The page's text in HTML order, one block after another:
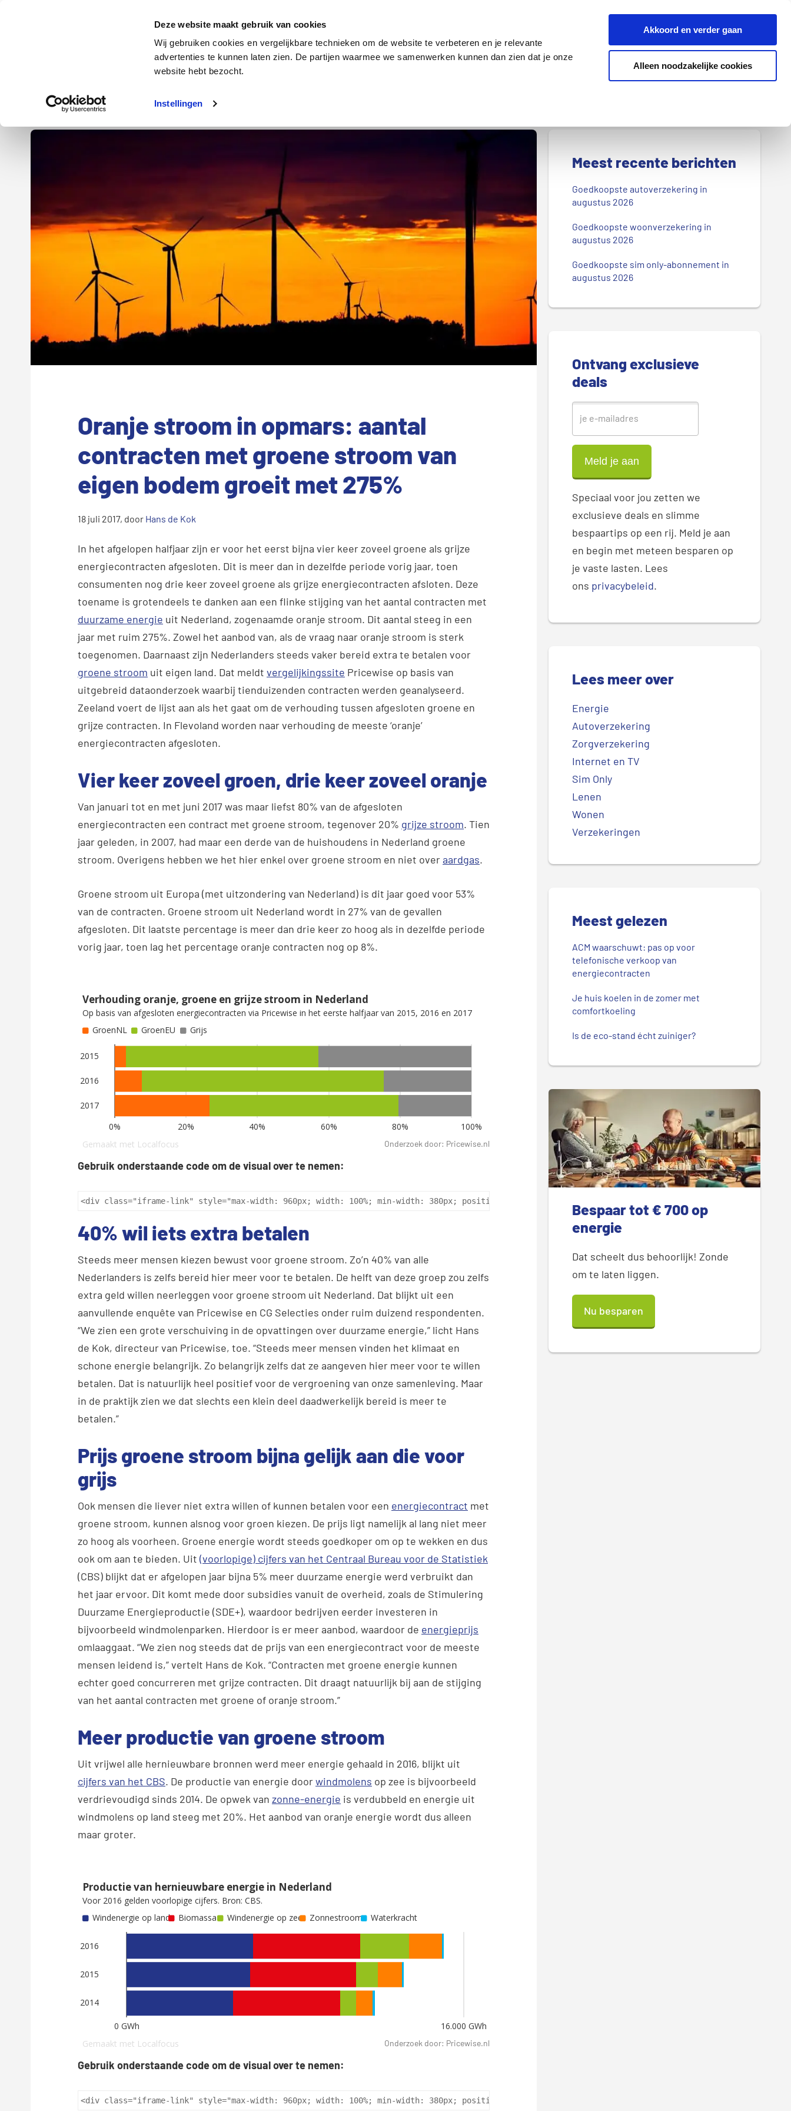
Deze website maakt gebruik van cookies
Wij gebruiken cookies en vergelijkbare technieken om de website te verbeteren en je relevante
advertenties te kunnen laten zien. De partijen waarmee we samenwerken kunnen dan zien dat je onze
website hebt bezocht.
Instellingen
Akkoord en verder gaan
Alleen noodzakelijke cookies
Energie Verzekeringen Internet en tv
Z
e
k
d
n
b
o
g
.
.
Energie Autoverzekering
Oranje stroom in opmars: aantal
contracten met groene stroom van
eigen bodem groeit met 275%
18 juli 2017, door Hans de Kok
In het afgelopen halfjaar zijn er voor het eerst bijna vier keer zoveel groene als grijze
energiecontracten afgesloten. Dit is meer dan in dezelfde periode vorig jaar, toen
consumenten nog drie keer zoveel groene als grijze energiecontracten afsloten. Deze
toename is grotendeels te danken aan een flinke stijging van het aantal contracten met
duurzame energie uit Nederland, zogenaamde oranje stroom. Dit aantal steeg in een
jaar met ruim 275%. Zowel het aanbod van, als de vraag naar oranje stroom is sterk
toegenomen. Daarnaast zijn Nederlanders steeds vaker bereid extra te betalen voor
groene stroom uit eigen land. Dat meldt vergelijkingssite Pricewise op basis van
uitgebreid dataonderzoek waarbij tienduizenden contracten werden geanalyseerd.
Zeeland voert de lijst aan als het gaat om de verhouding tussen afgesloten groene en
grijze contracten. In Flevoland worden naar verhouding de meeste ‘oranje’
energiecontracten afgesloten.
Vier keer zoveel groen, drie keer zoveel oranje
Van januari tot en met juni 2017 was maar liefst 80% van de afgesloten
energiecontracten een contract met groene stroom, tegenover 20% grijze stroom. Tien
jaar geleden, in 2007, had maar een derde van de huishoudens in Nederland groene
stroom. Overigens hebben we het hier enkel over groene stroom en niet overaardgas.
Groene stroom uit Europa (met uitzondering van Nederland) is dit jaar goed voor 53%
van de contracten. Groene stroom uit Nederland wordt in 27% van de gevallen
afgesloten. Dit laatste percentage is meer dan drie keer zo hoog als in dezelfde periode
vorig jaar, toen lag het percentage oranje contracten nog op 8%.
Onderzoek door: Pricewise.nl
Gebruik onderstaande code om de visual over te nemen:
<div class="iframe-link" style="max-width: 960px; width: 100%; min-width: 380px; position: relative"><a style="text-decoration: none;" href="https://
40% wil iets extra betalen
Steeds meer mensen kiezen bewust voor groene stroom. Zo’n 40% van alle
Nederlanders is zelfs bereid hier meer voor te betalen. De helft van deze groep zou zelfs
extra geld willen neerleggen voor groene stroom uit Nederland. Dat blijkt uit een
aanvullende enquête van Pricewise en CG Selecties onder ruim duizend respondenten.
“We zien een grote verschuiving in de opvattingen over duurzame energie,” licht Hans
de Kok, directeur van Pricewise, toe. “Steeds meer mensen vinden het klimaat en
schone energie belangrijk. Zo belangrijk zelfs dat ze aangeven hier meer voor te willen
betalen. Dat is natuurlijk heel positief voor de vergroening van onze samenleving. Maar
in de praktijk zien we dat slechts een klein deel daadwerkelijk bereid is meer te
betalen.”
Prijs groene stroom bijna gelijk aan die voor
grijs
Ook mensen die liever niet extra willen of kunnen betalen voor een energiecontract met
groene stroom, kunnen alsnog voor groen kiezen. De prijs ligt namelijk al lang niet meer
zo hoog als voorheen. Groene energie wordt steeds goedkoper om op te wekken en dus
ook om aan te bieden. Uit (voorlopige) cijfers van het Centraal Bureau voor de Statistiek
(CBS) blijkt dat er afgelopen jaar bijna 5% meer duurzame energie werd verbruikt dan
het jaar ervoor. Dit komt mede door subsidies vanuit de overheid, zoals de Stimulering
Duurzame Energieproductie (SDE+), waardoor bedrijven eerder investeren in
bijvoorbeeld windmolenparken. Hierdoor is er meer aanbod, waardoor de energieprijs
omlaaggaat. “We zien nog steeds dat de prijs van een energiecontract voor de meeste
mensen leidend is,” vertelt Hans de Kok. “Contracten met groene energie kunnen
echter goed concurreren met grijze contracten. Dit draagt natuurlijk bij aan de stijging
van het aantal contracten met groene of oranje stroom.”
Meer productie van groene stroom
Uit vrijwel alle hernieuwbare bronnen werd meer energie gehaald in 2016, blijkt uit
cijfers van het CBS. De productie van energie doorwindmolens op zee is bijvoorbeeld
verdrievoudigd sinds 2014. De opwek van zonne-energie is verdubbeld en energie uit
windmolens op land steeg met 20%. Het aanbod van oranje energie wordt dus alleen
maar groter.
Onderzoek door: Pricewise.nl
Gebruik onderstaande code om de visual over te nemen:
<div class="iframe-link" style="max-width: 960px; width: 100%; min-width: 380px; position: relative"><a style="text-decoration: none;" href="https://
P
e
Meest recente berichten
Goedkoopste autoverzekering in
augustus 2026
Goedkoopste woonverzekering in
augustus 2026
Goedkoopste sim only-abonnement in
augustus 2026
Ontvang exclusieve
deals
Speciaal voor jou zetten we
exclusieve deals en slimme
bespaartips op een rij. Meld je aan
en begin met meteen besparen op
je vaste lasten. Lees
ons privacybeleid.
Lees meer over
Energie
Autoverzekering
Zorgverzekering
Internet en TV
Sim Only
Lenen
Wonen
Verzekeringen
Meest gelezen
ACM waarschuwt: pas op voor
telefonische verkoop van
energiecontracten
Je huis koelen in de zomer met
comfortkoeling
Is de eco-stand écht zuiniger?
Bespaar tot € 700 op
energie
Dat scheelt dus behoorlijk! Zonde
om te laten liggen.
Nu besparen